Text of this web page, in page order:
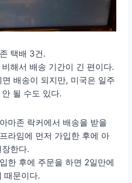
택배 3건.
해서 배송 기간이 긴 편이다.
배송이 되지만, 미국은 일주
될 수도 있다.
마존 락커에서 배송을 받을
라임에 먼저 가입한 후에 아
한다.
한 후에 주문을 하면 2일만에
때문이다.